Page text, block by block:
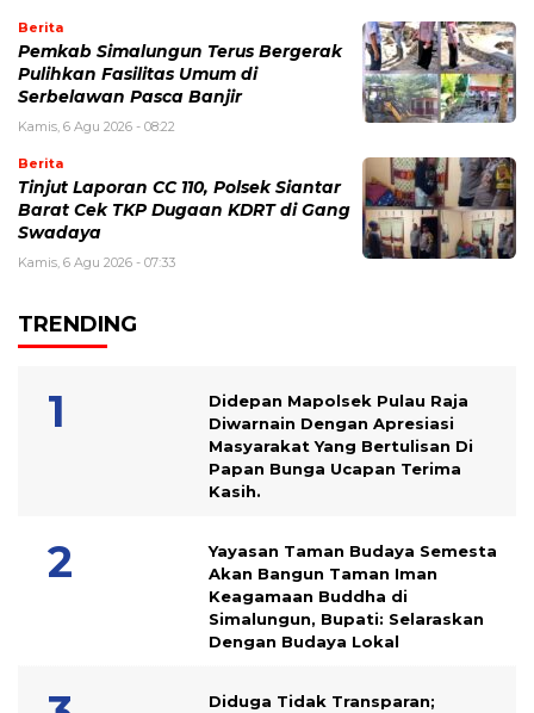
Berita
Pemkab Simalungun Terus Bergerak
Pulihkan Fasilitas Umum di
Serbelawan Pasca Banjir
Kamis, 6 Agu 2026 - 08:22
Berita
Tinjut Laporan CC 110, Polsek Siantar
Barat Cek TKP Dugaan KDRT di Gang
Swadaya
Kamis, 6 Agu 2026 - 07:33
TRENDING
Didepan Mapolsek Pulau Raja
Diwarnain Dengan Apresiasi
Masyarakat Yang Bertulisan Di
Papan Bunga Ucapan Terima
Kasih.
Yayasan Taman Budaya Semesta
Akan Bangun Taman Iman
Keagamaan Buddha di
Simalungun, Bupati: Selaraskan
Dengan Budaya Lokal
Diduga Tidak Transparan;